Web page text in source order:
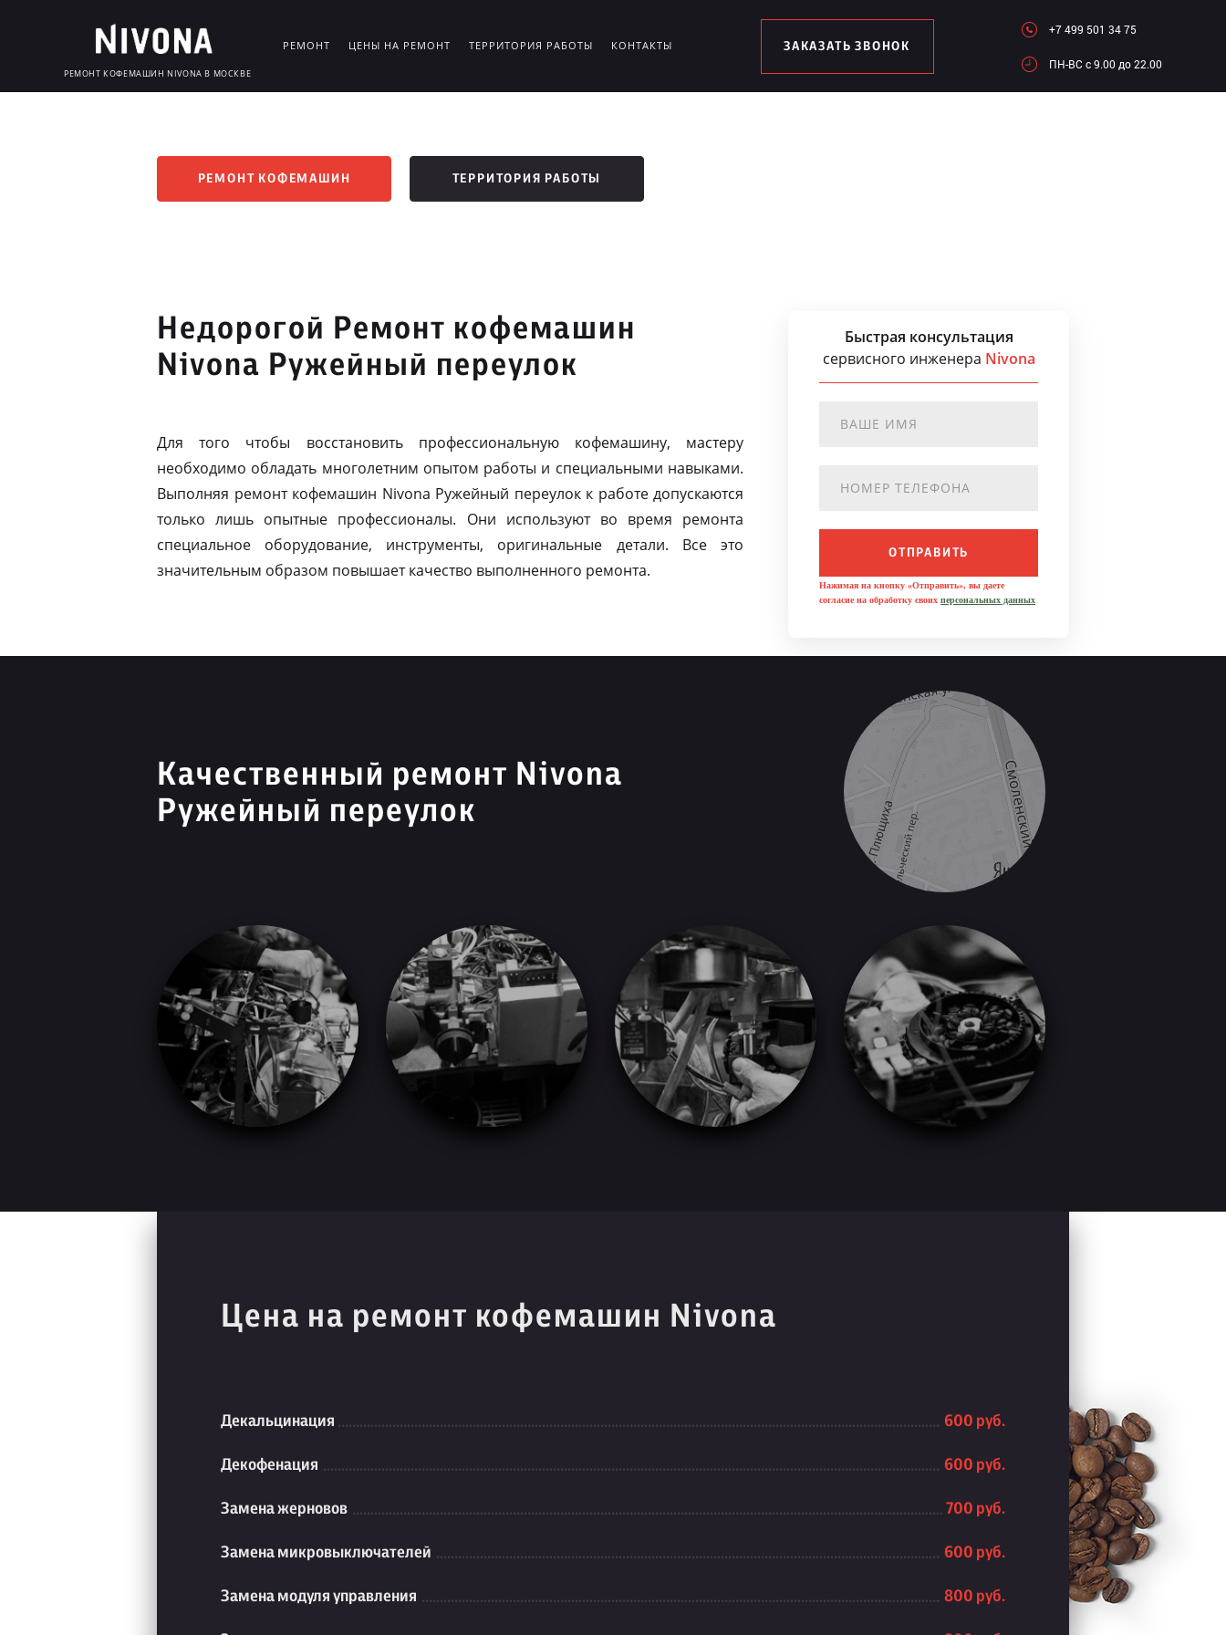
РЕМОНТ КОФЕМАШИН NIVONA В МОСКВЕ
РЕМОНТ ЦЕНЫ НА РЕМОНТ ТЕРРИТОРИЯ РАБОТЫ КОНТАКТЫ ЗАКАЗАТЬ ЗВОНОК
+7 499 501 34 75
ПН-ВC c 9.00 до 22.00
РЕМОНТ КОФЕМАШИН ТЕРРИТОРИЯ РАБОТЫ
Недорогой Ремонт кофемашин
Nivona Ружейный переулок
Для того чтобы восстановить профессиональную кофемашину, мастеру
необходимо обладать многолетним опытом работы и специальными навыками.
Выполняя ремонт кофемашин Nivona Ружейный переулок к работе допускаются
только лишь опытные профессионалы. Они используют во время ремонта
специальное оборудование, инструменты, оригинальные детали. Все это
значительным образом повышает качество выполненного ремонта.
Быстрая консультация
сервисного инженера Nivona
ОТПРАВИТЬ
Нажимая на кнопку «Отправить», вы даете
согласие на обработку своих персональных данных
Качественный ремонт Nivona
Ружейный переулок
Цена на ремонт кофемашин Nivona
Декальцинация 600 руб.
Декофенация 600 руб.
Замена жерновов 700 руб.
Замена микровыключателей 600 руб.
Замена модуля управления 800 руб.